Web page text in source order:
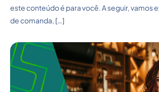
este conteúdo é para você. A seguir, vamos
de comanda, […]